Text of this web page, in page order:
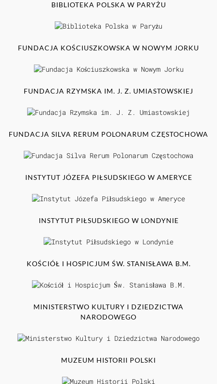
BIBLIOTEKA POLSKA W PARYŻU
FUNDACJA KOŚCIUSZKOWSKA W NOWYM JORKU
FUNDACJA RZYMSKA IM. J. Z. UMIASTOWSKIEJ
FUNDACJA SILVA RERUM POLONARUM CZĘSTOCHOWA
INSTYTUT JÓZEFA PIŁSUDSKIEGO W AMERYCE
INSTYTUT PIŁSUDSKIEGO W LONDYNIE
KOŚCIÓŁ I HOSPICJUM ŚW. STANISŁAWA B.M.
MINISTERSTWO KULTURY I DZIEDZICTWA
NARODOWEGO
MUZEUM HISTORII POLSKI